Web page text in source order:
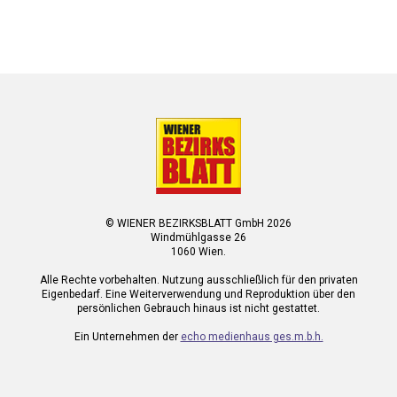
© WIENER BEZIRKSBLATT GmbH 2026
Windmühlgasse 26
1060 Wien.
Alle Rechte vorbehalten. Nutzung ausschließlich für den privaten
Eigenbedarf. Eine Weiterverwendung und Reproduktion über den
persönlichen Gebrauch hinaus ist nicht gestattet.
Ein Unternehmen der echo medienhaus ges.m.b.h.